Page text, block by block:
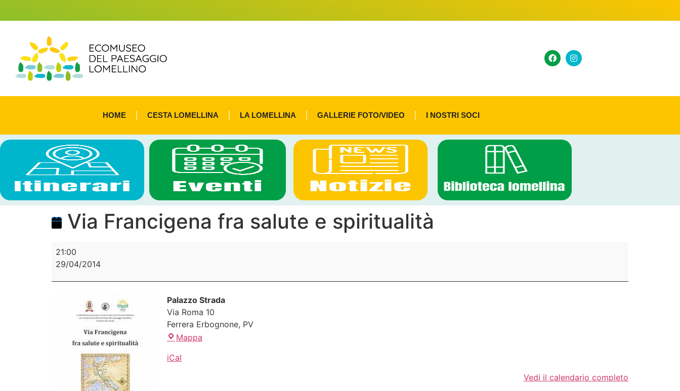
HOME CESTA LOMELLINA LA LOMELLINA GALLERIE FOTO/VIDEO I NOSTRI SOCI
Via Francigena fra salute e spiritualità
21:00
29/04/2014
Palazzo Strada
Via Roma 10
Ferrera Erbognone, PV
Mappa
iCal
Vedi il calendario completo